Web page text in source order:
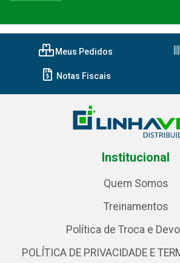
Meus Pedidos
Notas Fiscais
Institucional
Quem Somos
Treinamentos
Política de Troca e
POLÍTICA DE PRIVACIDADE E